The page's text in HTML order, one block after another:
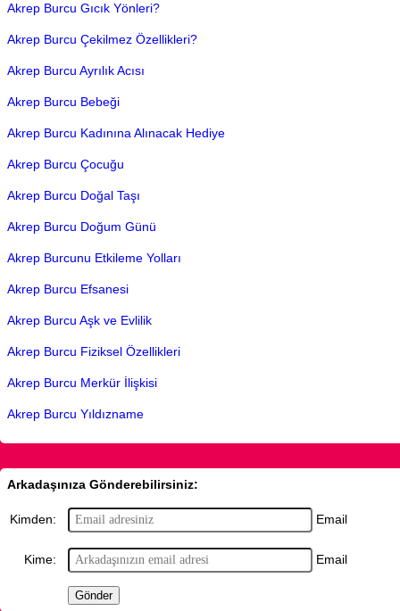
Akrep Burcu Gıcık Yönleri?
Akrep Burcu Çekilmez Özellikleri?
Akrep Burcu Ayrılık Acısı
Akrep Burcu Bebeği
Akrep Burcu Kadınına Alınacak Hediye
Akrep Burcu Çocuğu
Akrep Burcu Doğal Taşı
Akrep Burcu Doğum Günü
Akrep Burcunu Etkileme Yolları
Akrep Burcu Efsanesi
Akrep Burcu Aşk ve Evlilik
Akrep Burcu Fiziksel Özellikleri
Akrep Burcu Merkür İlişkisi
Akrep Burcu Yıldızname
Arkadaşınıza Gönderebilirsiniz:
Kimden: Email
Kime: Email